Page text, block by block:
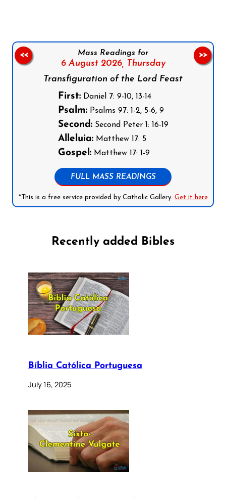
Mass Readings for
6 August 2026, Thursday
Transfiguration of the Lord Feast
First:Daniel 7: 9-10, 13-14
Psalm:Psalms 97: 1-2, 5-6, 9
Second:Second Peter 1: 16-19
Alleluia:Matthew 17: 5
Gospel:Matthew 17: 1-9
FULL MASS READINGS
*This is a free service provided by Catholic Gallery. Get it here
<< >>
Recently added Bibles
Bíblia Católica Portuguesa
July 16, 2025